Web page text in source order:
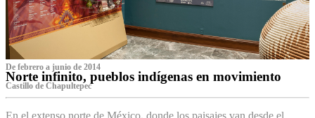
De febrero a junio de 2014
Norte infinito, pueblos indígenas en movimiento
Castillo de Chapultepec
En el extenso norte de México, donde los paisajes van desde el